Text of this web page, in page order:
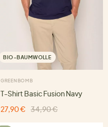
BIO-BAUMWOLLE
GREENBOMB
T-Shirt Basic Fusion Navy
27,90 €
34,90 €